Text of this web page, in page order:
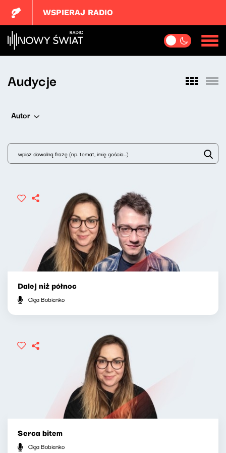
WSPIERAJ RADIO
Audycje
Autor
Dalej niż północ
Olga Bobienko
Serca bitem
Olga Bobienko